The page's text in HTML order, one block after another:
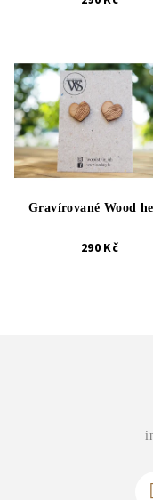
Gravírované Wood
290 Kč